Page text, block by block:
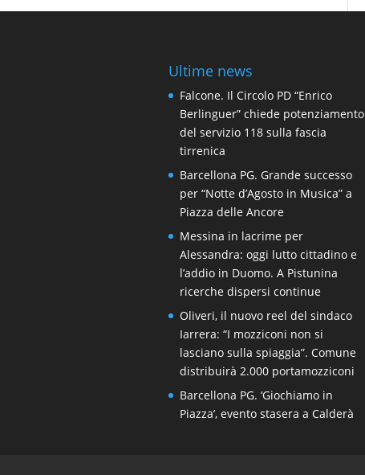
Ultime news
Falcone. Il Circolo PD “Enrico
Berlinguer” chiede potenziamento
del servizio 118 sulla fascia
tirrenica
Barcellona PG. Grande successo
per “Notte d’Agosto in Musica” a
Piazza delle Ancore
Messina in lacrime per
Alessandra: oggi lutto cittadino e
l’addio in Duomo. A Pistunina
ricerche dispersi continue
Oliveri, il nuovo reel del sindaco
Iarrera: “I mozziconi non si
lasciano sulla spiaggia”. Comune
distribuirà 2.000 portamozziconi
Barcellona PG. ‘Giochiamo in
Piazza’, evento stasera a Calderà